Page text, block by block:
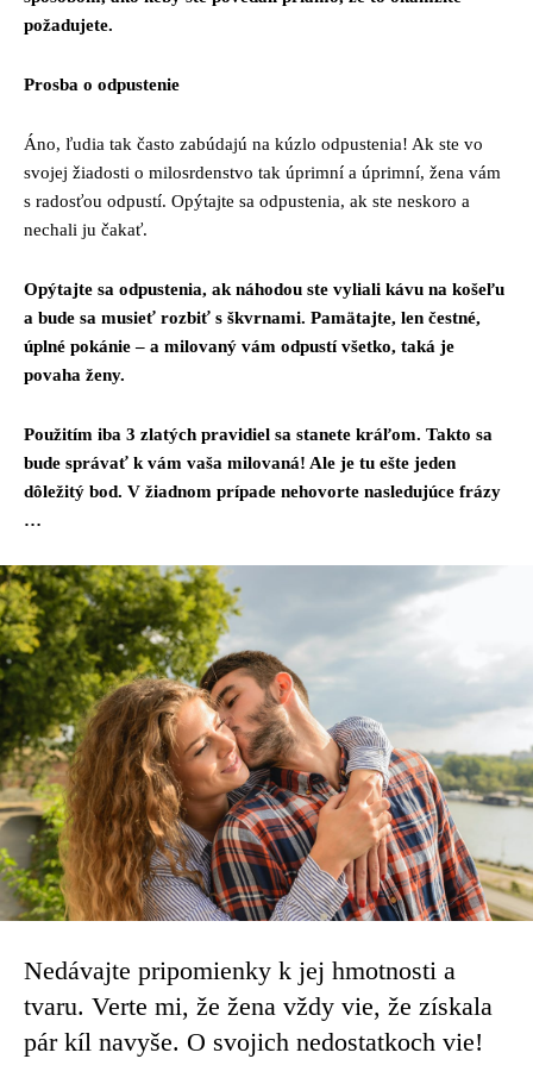
požadujete.
Prosba o odpustenie
Áno, ľudia tak často zabúdajú na kúzlo odpustenia! Ak ste vo
svojej žiadosti o milosrdenstvo tak úprimní a úprimní, žena vám
s radosťou odpustí. Opýtajte sa odpustenia, ak ste neskoro a
nechali ju čakať.
Opýtajte sa odpustenia, ak náhodou ste vyliali kávu na košeľu
a bude sa musieť rozbiť s škvrnami. Pamätajte, len čestné,
úplné pokánie – a milovaný vám odpustí všetko, taká je
povaha ženy.
Použitím iba 3 zlatých pravidiel sa stanete kráľom. Takto sa
bude správať k vám vaša milovaná! Ale je tu ešte jeden
dôležitý bod. V žiadnom prípade nehovorte nasledujúce frázy
…
Nedávajte pripomienky k jej hmotnosti a
tvaru. Verte mi, že žena vždy vie, že získala
pár kíl navyše. O svojich nedostatkoch vie!